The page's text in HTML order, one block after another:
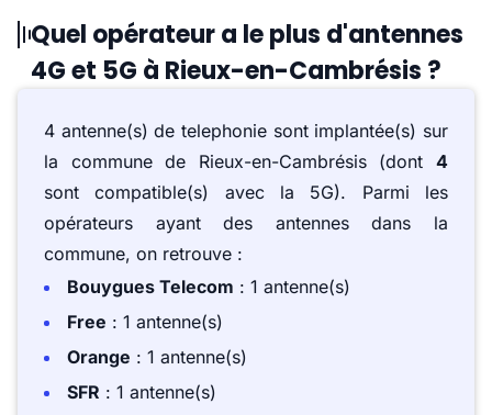
Quel opérateur a le plus d'antennes
4G et 5G à Rieux-en-Cambrésis ?
4 antenne(s) de telephonie sont implantée(s) sur
la commune de Rieux-en-Cambrésis (dont 4
sont compatible(s) avec la 5G). Parmi les
opérateurs ayant des antennes dans la
commune, on retrouve :
Bouygues Telecom : 1 antenne(s)
Free : 1 antenne(s)
Orange : 1 antenne(s)
SFR : 1 antenne(s)